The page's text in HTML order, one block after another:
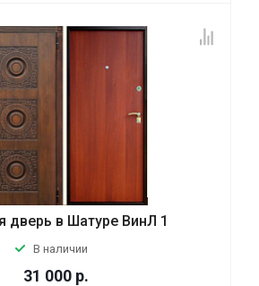
дверь в Шатуре ВинЛ 1
В наличии
31 000 р.